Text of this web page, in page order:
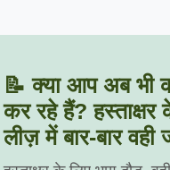
📝 क्या आप अब भी
कर रहे हैं? हस्ताक्षर
लीज़ में बार-बार वही